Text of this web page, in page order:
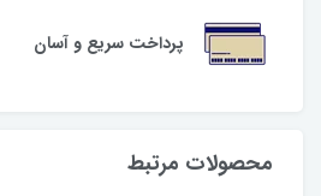
پرداخت سریع و آسان
محصولات مرتبط